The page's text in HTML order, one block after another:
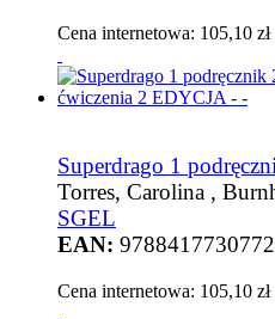
Cena internetowa: 105,10 zł
Superdrago 1
Torres, Carolina ,
SGEL
EAN: 9788417730772
Cena internetowa: 105,10 zł